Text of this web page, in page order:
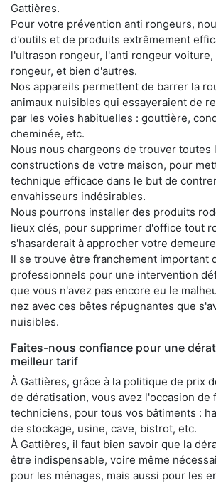
Gattières.
Pour votre prévention anti rongeurs,
d'outils et de produits extrêmement
l'ultrason rongeur, l'anti rongeur
rongeur, et bien d'autres.
Nos appareils permettent de barrer la
animaux nuisibles qui essayeraient de
par les voies habituelles : gouttière,
cheminée, etc.
Nous nous chargeons de trouver toutes
constructions de votre maison, pour
technique efficace dans le but de
envahisseurs indésirables.
Nous pourrons installer des produits
lieux clés, pour supprimer d'office tout
s'hasarderait à approcher votre
Il se trouve être franchement important
professionnels pour une intervention
que vous n'avez pas encore eu le
nez avec ces bêtes répugnantes que
nuisibles.
Faites-nous confiance pour une
meilleur tarif
À Gattières, grâce à la politique de prix
de dératisation, vous avez l'occasion de
techniciens, pour tous vos bâtiments :
de stockage, usine, cave, bistrot, etc.
À Gattières, il faut bien savoir que la
être indispensable, voire même
pour les ménages, mais aussi pour les